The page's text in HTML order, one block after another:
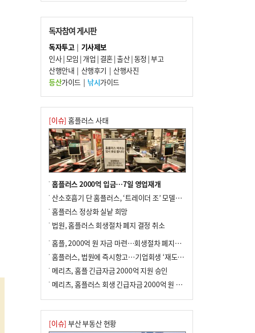
과…“현재는 부적절 행위 없어”
7
"올해 코스피 사이드카 43회 중 25회는 삼
전닉스 ETF 이후 발생"
8
서울 중랑구서 흉기 난동…60대 남성 2명
사망
10 입추 지났지만 푹푹 찐다…온열질환자 10
년 만에 3배
독자참여 게시판
독자투고| 기사제보
인사|모임 | 개업 | 결혼|출산|동정 |부고
산행안내 | 산행후기 | 산행사진
등산가이드| 낚시가이드
[이슈] 홈플러스 사태
홈플러스 2000억 입금…7일 영업재개
산소호흡기 단 홈플러스, ‘트레이더 조’ 모델로 살아날까
홈플러스 정상화 실낱 희망
법원, 홈플러스 회생절차 폐지 결정 취소
홈플, 2000억 원 자금 마련…회생절차 폐지에 즉시항고(종합)
홈플러스, 법원에 즉시항고…기업회생 ‘재도전’
메리츠, 홈플 긴급자금 2000억 지원 승인
메리츠, 홈플러스 회생 긴급자금 2000억 원 지원 승인
[이슈] 부산 부동산 현황